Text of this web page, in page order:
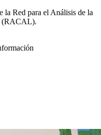
la Red para el Análisis de la
(RACAL).